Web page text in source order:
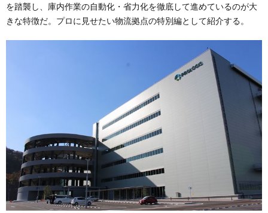
を踏襲し、庫内作業の自動化・省力化を徹底して進めているのが大
きな特徴だ。プロに見せたい物流拠点の特別編として紹介する。